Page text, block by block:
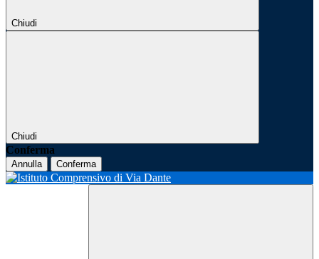
Chiudi
Chiudi
Conferma
Annulla Conferma